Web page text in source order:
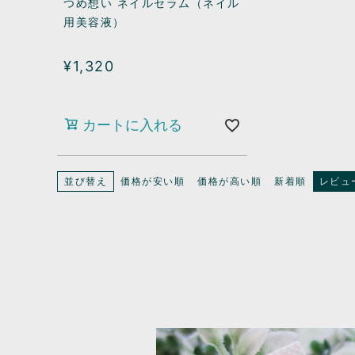
つめ想い ネイルセラム（ネイル
用美容液）
¥1,320
カートに入れる
並び替え 価格が安い順 価格が高い順 新着順 レビュ